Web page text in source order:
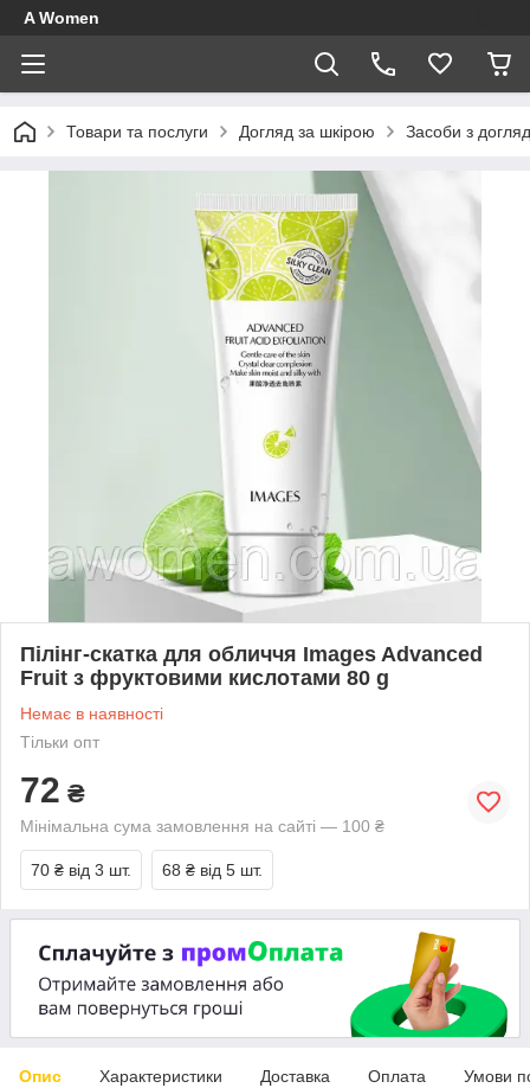
A Women
Товари та послуги Догляд за шкірою Засоби з
Пілінг-скатка для обличчя Images Advanced
Fruit з фруктовими кислотами 80 g
Немає в наявності
Тільки опт
72 ₴
Мінімальна сума замовлення на сайті — 100 ₴
70 ₴ від 3 шт. 68 ₴ від 5 шт.
Опис Характеристики Доставка Оплата Умови